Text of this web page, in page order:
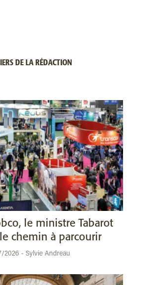
DE LA RÉDACTION
le ministre Tabarot
chemin à parcourir
2026 - Sylvie Andreau